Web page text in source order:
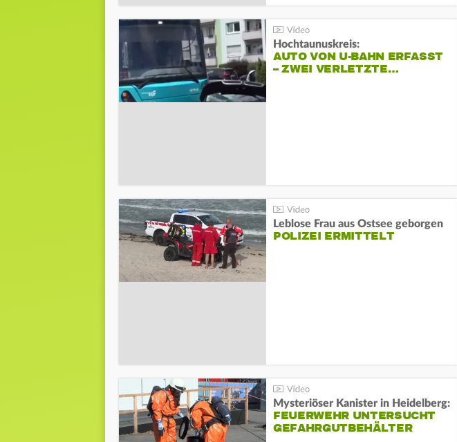
Hochtaunuskreis:
AUTO VON U-BAHN ERFASST
– ZWEI VERLETZTE…
Leblose Frau aus Ostsee geborgen
POLIZEI ERMITTELT
Mysteriöser Kanister in Heidelberg:
FEUERWEHR UNTERSUCHT
GEFAHRGUTBEHÄLTER